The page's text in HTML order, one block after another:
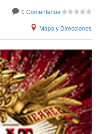
0 Comentarios
Mapa y Direcciones